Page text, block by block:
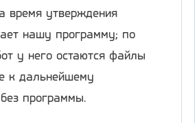
время утверждения
нашу программу; по
у него остаются файлы
к дальнейшему
программы.